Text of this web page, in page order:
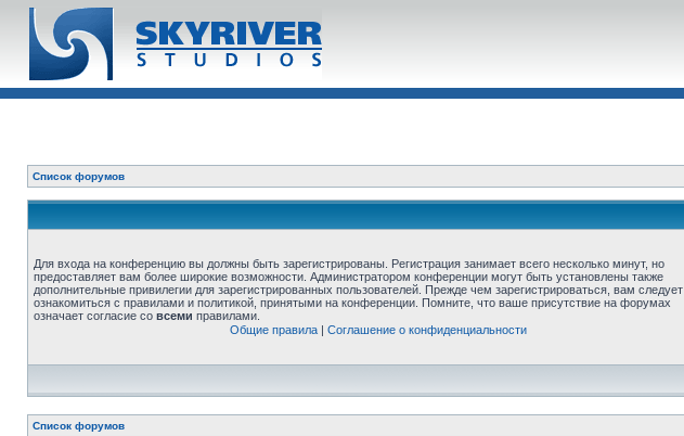
Список форумов
Для входа на конференцию вы должны быть зарегистрированы. Регистрация занимает всего несколько минут, но
предоставляет вам более широкие возможности. Администратором конференции могут быть установлены также
дополнительные привилегии для зарегистрированных пользователей. Прежде чем зарегистрироваться, вам следует
ознакомиться с правилами и политикой, принятыми на конференции. Помните, что ваше присутствие на форумах
означает согласие со всеми правилами.
Общие правила| Соглашение о конфиденциальности
Список форумов